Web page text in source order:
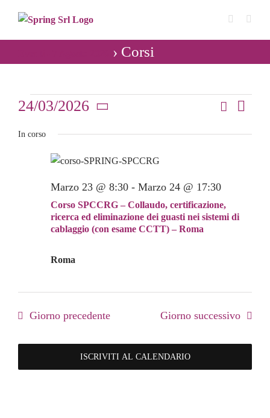
contenuto
› Corsi
Eventi
for
Marzo
2026
Eventi
Ricerca
viste
Cerca
Giorno
24/03/2026
la
In corso
Corso SPCCRG – Collaudo, certificazione,
ricerca ed eliminazione dei guasti nei sistemi di
cablaggio (con esame CCTT) – Roma
Marzo 23 @ 8:30 - Marzo 24 @ 17:30
Roma
Giorno precedente Giorno successivo
ISCRIVITI AL CALENDARIO